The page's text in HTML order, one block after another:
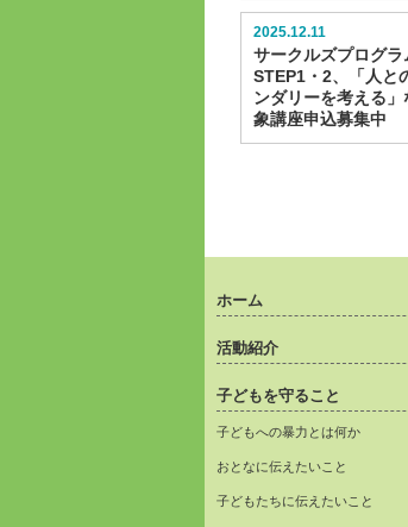
2025.12.11
サークルズプログ
STEP1・2、「人と
ンダリーを考える
象講座申込募集中
ホーム
活動紹介
子どもを守ること
子どもへの暴力とは何か
おとなに伝えたいこと
子どもたちに伝えたいこと